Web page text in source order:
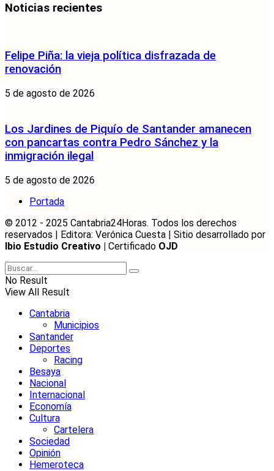
Noticias recientes
Felipe Piña: la vieja política disfrazada de
renovación
5 de agosto de 2026
Los Jardines de Piquío de Santander amanecen
con pancartas contra Pedro Sánchez y la
inmigración ilegal
5 de agosto de 2026
Portada
© 2012 - 2025 Cantabria24Horas. Todos los derechos
reservados | Editora: Verónica Cuesta | Sitio desarrollado por
Ibio Estudio Creativo | Certificado OJD
No Result
View All Result
Cantabria
Municipios
Santander
Deportes
Racing
Besaya
Nacional
Internacional
Economía
Cultura
Cartelera
Sociedad
Opinión
Hemeroteca